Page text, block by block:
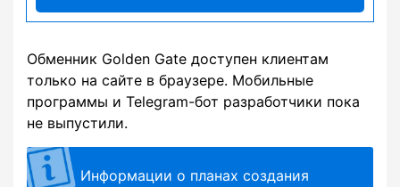
Обменник Golden Gate доступен клиентам
только на сайте в браузере. Мобильные
программы и Telegram-бот разработчики пока
не выпустили.
Информации о планах создания